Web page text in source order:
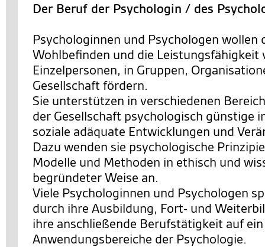
Der Beruf der Psychologin / des
Psychologinnen und Psychologen wollen
Wohlbefinden und die Leistungsfähigkeit
Einzelpersonen, in Gruppen,
Gesellschaft fördern.
Sie unterstützen in verschiedenen
der Gesellschaft psychologisch günstige
soziale adäquate Entwicklungen und
Dazu wenden sie psychologische
Modelle und Methoden in ethisch und
begründeter Weise an.
Viele Psychologinnen und Psychologen
durch ihre Ausbildung, Fort- und
ihre anschließende Berufstätigkeit auf
Anwendungsbereiche der Psychologie.